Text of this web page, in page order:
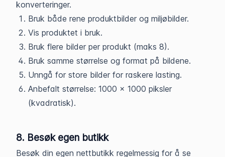
konverteringer.
Bruk både rene produktbilder og miljøbilder.
Vis produktet i bruk.
Bruk flere bilder per produkt (maks 8).
Bruk samme størrelse og format på bildene.
Unngå for store bilder for raskere lasting.
Anbefalt størrelse: 1000 x 1000 piksler
(kvadratisk).
8. Besøk egen butikk
Besøk din egen nettbutikk regelmessig for å se